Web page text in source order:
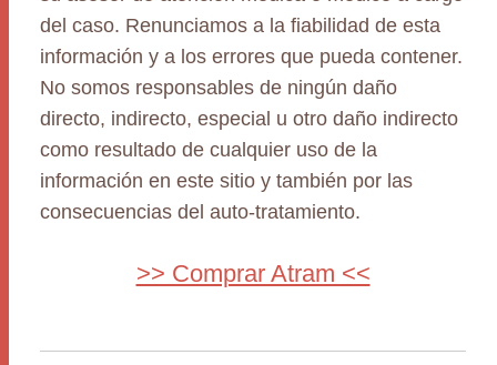
del caso. Renunciamos a la fiabilidad de esta
información y a los errores que pueda contener.
No somos responsables de ningún daño
directo, indirecto, especial u otro daño indirecto
como resultado de cualquier uso de la
información en este sitio y también por las
consecuencias del auto-tratamiento.
>> Comprar Atram <<